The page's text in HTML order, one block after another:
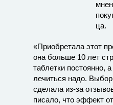
«Приобретала этот
она больше 10 лет
таблетки постоянно,
лечиться надо.
сделала из-за
писало, что эффект